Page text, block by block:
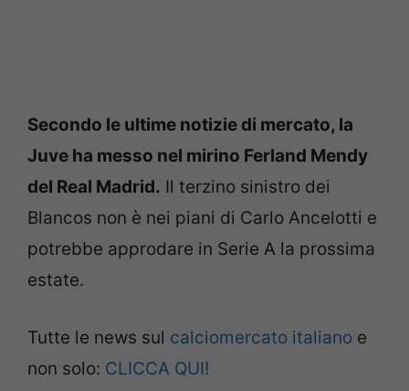
Secondo le ultime notizie di mercato, la
Juve ha messo nel mirino Ferland Mendy
del Real Madrid. Il terzino sinistro dei
Blancos non è nei piani di Carlo Ancelotti e
potrebbe approdare in Serie A la prossima
estate.
Tutte le news sul calciomercato italiano e
non solo: CLICCA QUI!